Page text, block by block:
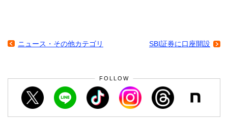
ニュース・その他カテゴリ SBI証券に口座開設
FOLLOW